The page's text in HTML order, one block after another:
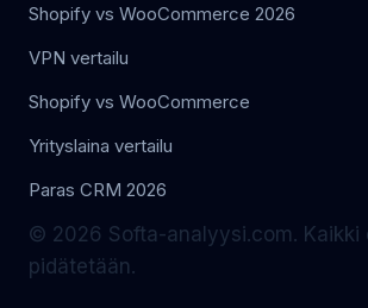
Shopify vs WooCommerce 2026
VPN vertailu
Shopify vs WooCommerce
Yrityslaina vertailu
Paras CRM 2026
© 2026 Softa-analyysi.com. Kaikki
pidätetään.